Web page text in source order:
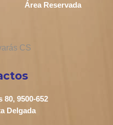
Área Reservada
80, 9500-652
Delgada